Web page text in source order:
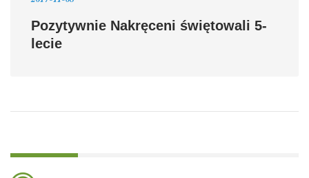
Pozytywnie Nakręceni świętowali 5-
lecie